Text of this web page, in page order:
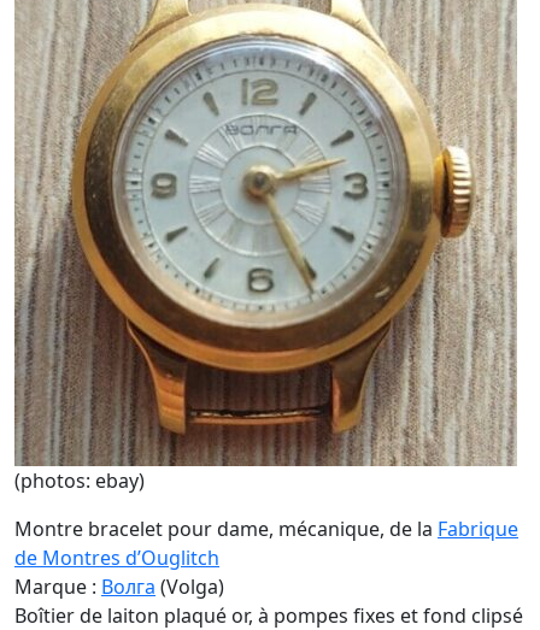
(photos: ebay)
Montre bracelet pour dame, mécanique, de la Fabrique
de Montres d’Ouglitch
Marque : Волга (Volga)
Boîtier de laiton plaqué or, à pompes fixes et fond clipsé